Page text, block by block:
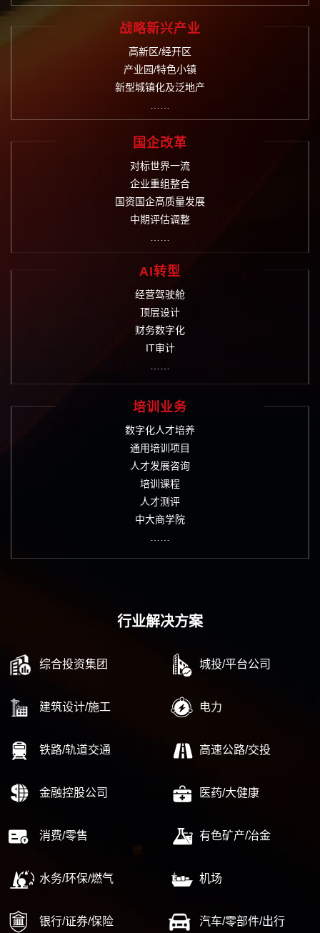
战略新兴产业
高新区/经开区
产业园/特色小镇
新型城镇化及泛地产
……
国企改革
对标世界一流
企业重组整合
国资国企高质量发展
中期评估调整
……
AI转型
经营驾驶舱
顶层设计
财务数字化
IT审计
……
培训业务
数字化人才培养
通用培训项目
人才发展咨询
培训课程
人才测评
中大商学院
……
行业解决方案
综合投资集团 城投/平台公司
建筑设计/施工 电力
铁路/轨道交通 高速公路/交投
金融控股公司 医药/大健康
消费/零售 有色矿产/冶金
水务/环保/燃气 机场
银行/证券/保险 汽车/零部件/出行